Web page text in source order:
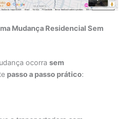
Mudança Residencial Sem
ocorrasem
passo a passo prático: